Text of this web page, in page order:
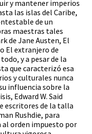
y mantener imperios
las islas del Caribe,
de un
maestras tales
de Jane Austen, El
El extranjero de
y a pesar de la
que caracterizó esa
y culturales nunca
influencia sobre la
Edward W. Said
escritores de la talla
Rushdie, para
orden impuesto por